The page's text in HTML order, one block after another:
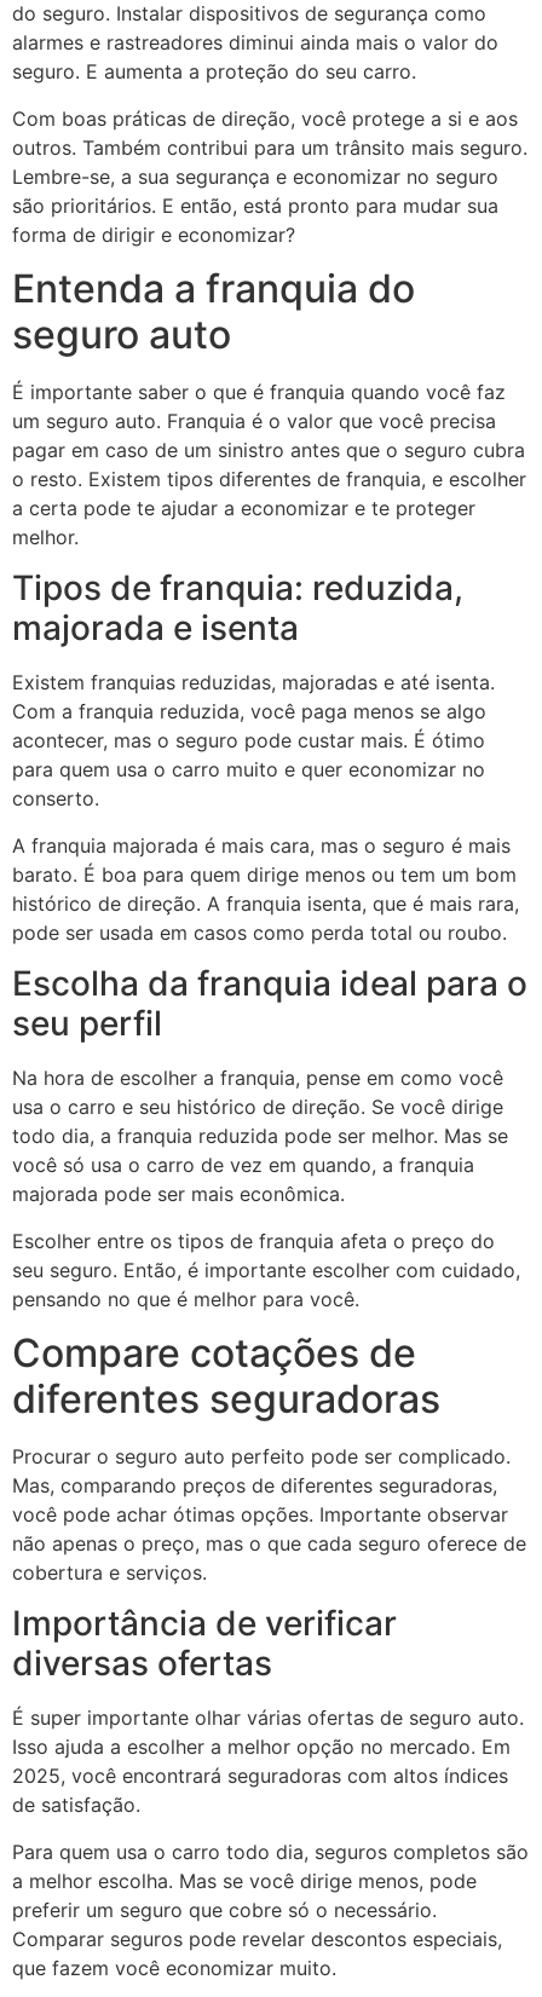
do seguro. Instalar dispositivos de segurança como
alarmes e rastreadores diminui ainda mais o valor do
seguro. E aumenta a proteção do seu carro.
Com boas práticas de direção, você protege a si e aos
outros. Também contribui para um trânsito mais seguro.
Lembre-se, a sua segurança e economizar no seguro
são prioritários. E então, está pronto para mudar sua
forma de dirigir e economizar?
Entenda a franquia do
seguro auto
É importante saber o que é franquia quando você faz
um seguro auto. Franquia é o valor que você precisa
pagar em caso de um sinistro antes que o seguro cubra
o resto. Existem tipos diferentes de franquia, e escolher
a certa pode te ajudar a economizar e te proteger
melhor.
Tipos de franquia: reduzida,
majorada e isenta
Existem franquias reduzidas, majoradas e até isenta.
Com a franquia reduzida, você paga menos se algo
acontecer, mas o seguro pode custar mais. É ótimo
para quem usa o carro muito e quer economizar no
conserto.
A franquia majorada é mais cara, mas o seguro é mais
barato. É boa para quem dirige menos ou tem um bom
histórico de direção. A franquia isenta, que é mais rara,
pode ser usada em casos como perda total ou roubo.
Escolha da franquia ideal para o
seu perfil
Na hora de escolher a franquia, pense em como você
usa o carro e seu histórico de direção. Se você dirige
todo dia, a franquia reduzida pode ser melhor. Mas se
você só usa o carro de vez em quando, a franquia
majorada pode ser mais econômica.
Escolher entre os tipos de franquia afeta o preço do
seu seguro. Então, é importante escolher com cuidado,
pensando no que é melhor para você.
Compare cotações de
diferentes seguradoras
Procurar o seguro auto perfeito pode ser complicado.
Mas, comparando preços de diferentes seguradoras,
você pode achar ótimas opções. Importante observar
não apenas o preço, mas o que cada seguro oferece de
cobertura e serviços.
Importância de verificar
diversas ofertas
É super importante olhar várias ofertas de seguro auto.
Isso ajuda a escolher a melhor opção no mercado. Em
2025, você encontrará seguradoras com altos índices
de satisfação.
Para quem usa o carro todo dia, seguros completos são
a melhor escolha. Mas se você dirige menos, pode
preferir um seguro que cobre só o necessário.
Comparar seguros pode revelar descontos especiais,
que fazem você economizar muito.